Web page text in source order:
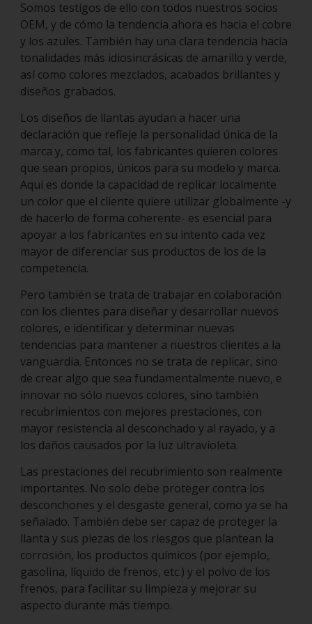
Somos testigos de ello con todos nuestros socios
OEM, y de cómo la tendencia ahora es hacia el cobre
y los azules. También hay una clara tendencia hacia
tonalidades más idiosincrásicas de amarillo y verde,
así como colores mezclados, acabados brillantes y
diseños grabados.
Los diseños de llantas ayudan a hacer una
declaración que refleje la personalidad única de la
marca y, como tal, los fabricantes quieren colores
que sean propios, únicos para su modelo y marca.
Aquí es donde la capacidad de replicar localmente
un color que el cliente quiere utilizar globalmente -y
de hacerlo de forma coherente- es esencial para
apoyar a los fabricantes en su intento cada vez
mayor de diferenciar sus productos de los de la
competencia.
Pero también se trata de trabajar en colaboración
con los clientes para diseñar y desarrollar nuevos
colores, e identificar y determinar nuevas
tendencias para mantener a nuestros clientes a la
vanguardia. Entonces no se trata de replicar, sino
de crear algo que sea fundamentalmente nuevo, e
innovar no sólo nuevos colores, sino también
recubrimientos con mejores prestaciones, con
mayor resistencia al desconchado y al rayado, y a
los daños causados por la luz ultravioleta.
Las prestaciones del recubrimiento son realmente
importantes. No solo debe proteger contra los
desconchones y el desgaste general, como ya se ha
señalado. También debe ser capaz de proteger la
llanta y sus piezas de los riesgos que plantean la
corrosión, los productos químicos (por ejemplo,
gasolina, líquido de frenos, etc.) y el polvo de los
frenos, para facilitar su limpieza y mejorar su
aspecto durante más tiempo.